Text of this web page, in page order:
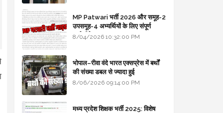
MP Patwari भर्ती 2026 और समूह-2
उपसमूह-4 अभ्यर्थियों के लिए संपूर्ण
मार्गदर्शिका
8/04/2026 10:32:00 PM
भोपाल–रीवा वंदे भारत एक्सप्रेस में बर्थों
की संख्या डबल से ज्यादा हुई
8/06/2026 09:14:00 PM
मध्य प्रदेश शिक्षक भर्ती 2025: विशेष